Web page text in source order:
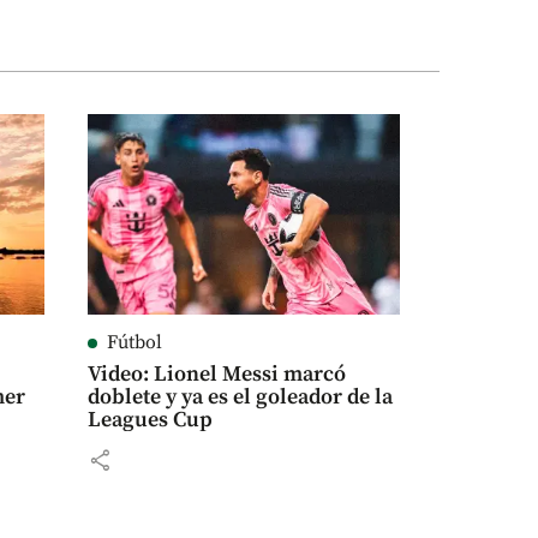
Fútbol
Video: Lionel Messi marcó
doblete y ya es el goleador de la
Leagues Cup
share